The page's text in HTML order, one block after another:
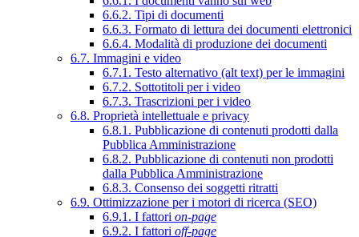
6.6.2. Tipi di documenti
6.6.3. Formato di lettura dei documenti elettronici
6.6.4. Modalità di produzione dei documenti
6.7. Immagini e video
6.7.1. Testo alternativo (alt text) per le immagini
6.7.2. Sottotitoli per i video
6.7.3. Trascrizioni per i video
6.8. Proprietà intellettuale e privacy
6.8.1. Pubblicazione di contenuti prodotti dalla
Pubblica Amministrazione
6.8.2. Pubblicazione di contenuti non prodotti
dalla Pubblica Amministrazione
6.8.3. Consenso dei soggetti ritratti
6.9. Ottimizzazione per i motori di ricerca (SEO)
6.9.1. I fattori on-page
6.9.2. I fattori off-page